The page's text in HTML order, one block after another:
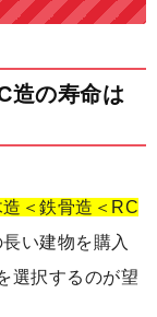
造の寿命は
造＜鉄骨造＜RC
い建物を購入
選択するのが望